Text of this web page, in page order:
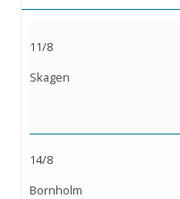
11/8
Skagen
14/8
Bornholm